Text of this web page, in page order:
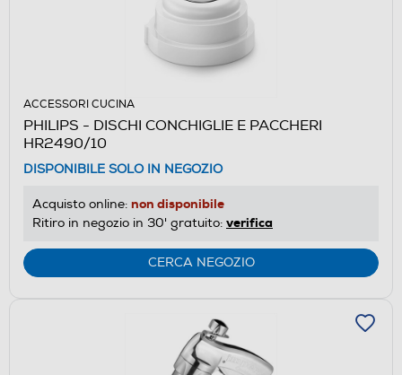
ACCESSORI CUCINA
PHILIPS - DISCHI CONCHIGLIE E PACCHERI
HR2490/10
DISPONIBILE SOLO IN NEGOZIO
Acquisto online: non disponibile
Ritiro in negozio in 30' gratuito: verifica
CERCA NEGOZIO